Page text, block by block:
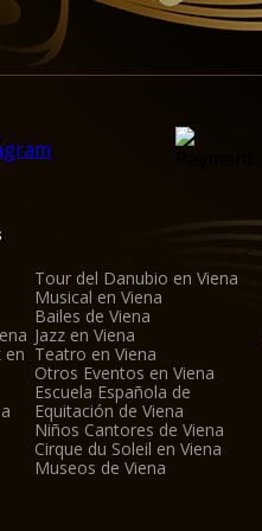
en
Tour del Danubio en Viena
Musical en Viena
Bailes de Viena
Jazz en Viena
Teatro en Viena
Otros Eventos en Viena
Escuela Española de
Equitación de Viena
Niños Cantores de Viena
Cirque du Soleil en Viena
Museos de Viena